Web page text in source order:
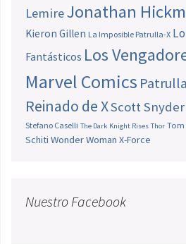
LemireJonathan
Kieron Gillen La Imposible Patrulla-X
Fantásticos Los
Marvel Comics
Reinado de XScott Snyder
Stefano Caselli The Dark Knight Rises Thor Tom
Schiti Wonder Woman X-Force
Nuestro Facebook